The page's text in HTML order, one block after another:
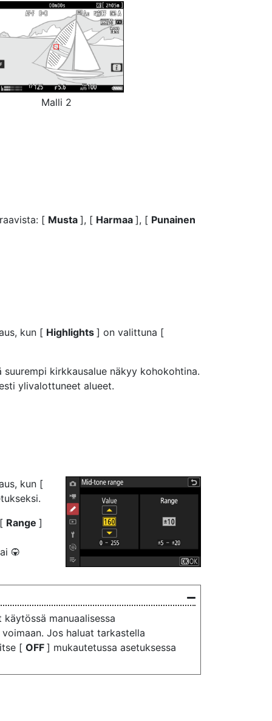
Malli 2
[ Musta ], [ Harmaa ], [ Punainen
kun [ Highlights ] on valittuna [
kirkkausalue näkyy kohokohtina.
ylivalottuneet alueet.
kun [
Range ]
3
manuaalisessa
Jos haluat tarkastella
[ OFF ] mukautetussa asetuksessa